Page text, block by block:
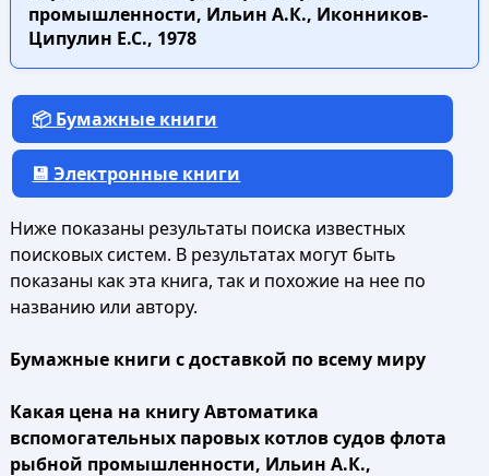
промышленности, Ильин А.К., Иконников-
Ципулин Е.С., 1978
📦 Бумажные книги
💾 Электронные книги
Ниже показаны результаты поиска известных
поисковых систем. В результатах могут быть
показаны как эта книга, так и похожие на нее по
названию или автору.
Бумажные книги с доставкой по всему миру
Какая цена на книгу Автоматика
вспомогательных паровых котлов судов флота
рыбной промышленности, Ильин А.К.,